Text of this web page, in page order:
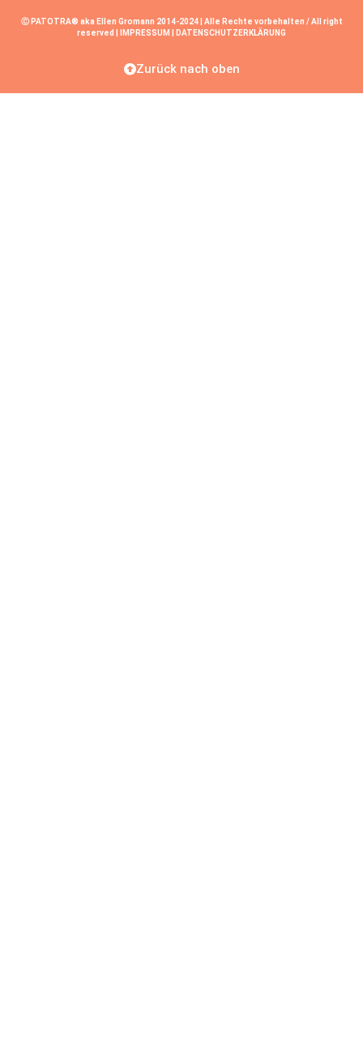
Ⓒ PATOTRA® aka Ellen Gromann 2014-2024 | Alle Rechte vorbehalten / All right
reserved |
IMPRESSUM DATENSCHUTZERKLÄRUNG
Zurück nach oben